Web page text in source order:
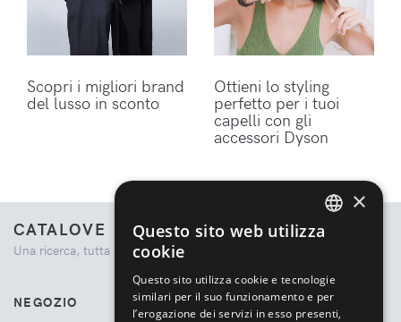
Scopri i migliori brand
del lusso in sconto
Ottieni lo styling
perfetto per i tuoi
capelli con gli
accessori Dyson
CATALOVE
Una ricerca, tutta la moda.
NEGOZIO
×
Questo sito web utilizza
cookie
Questo sito utilizza cookie e tecnologie
similari per il suo funzionamento e per
l’erogazione dei servizi in esso presenti,